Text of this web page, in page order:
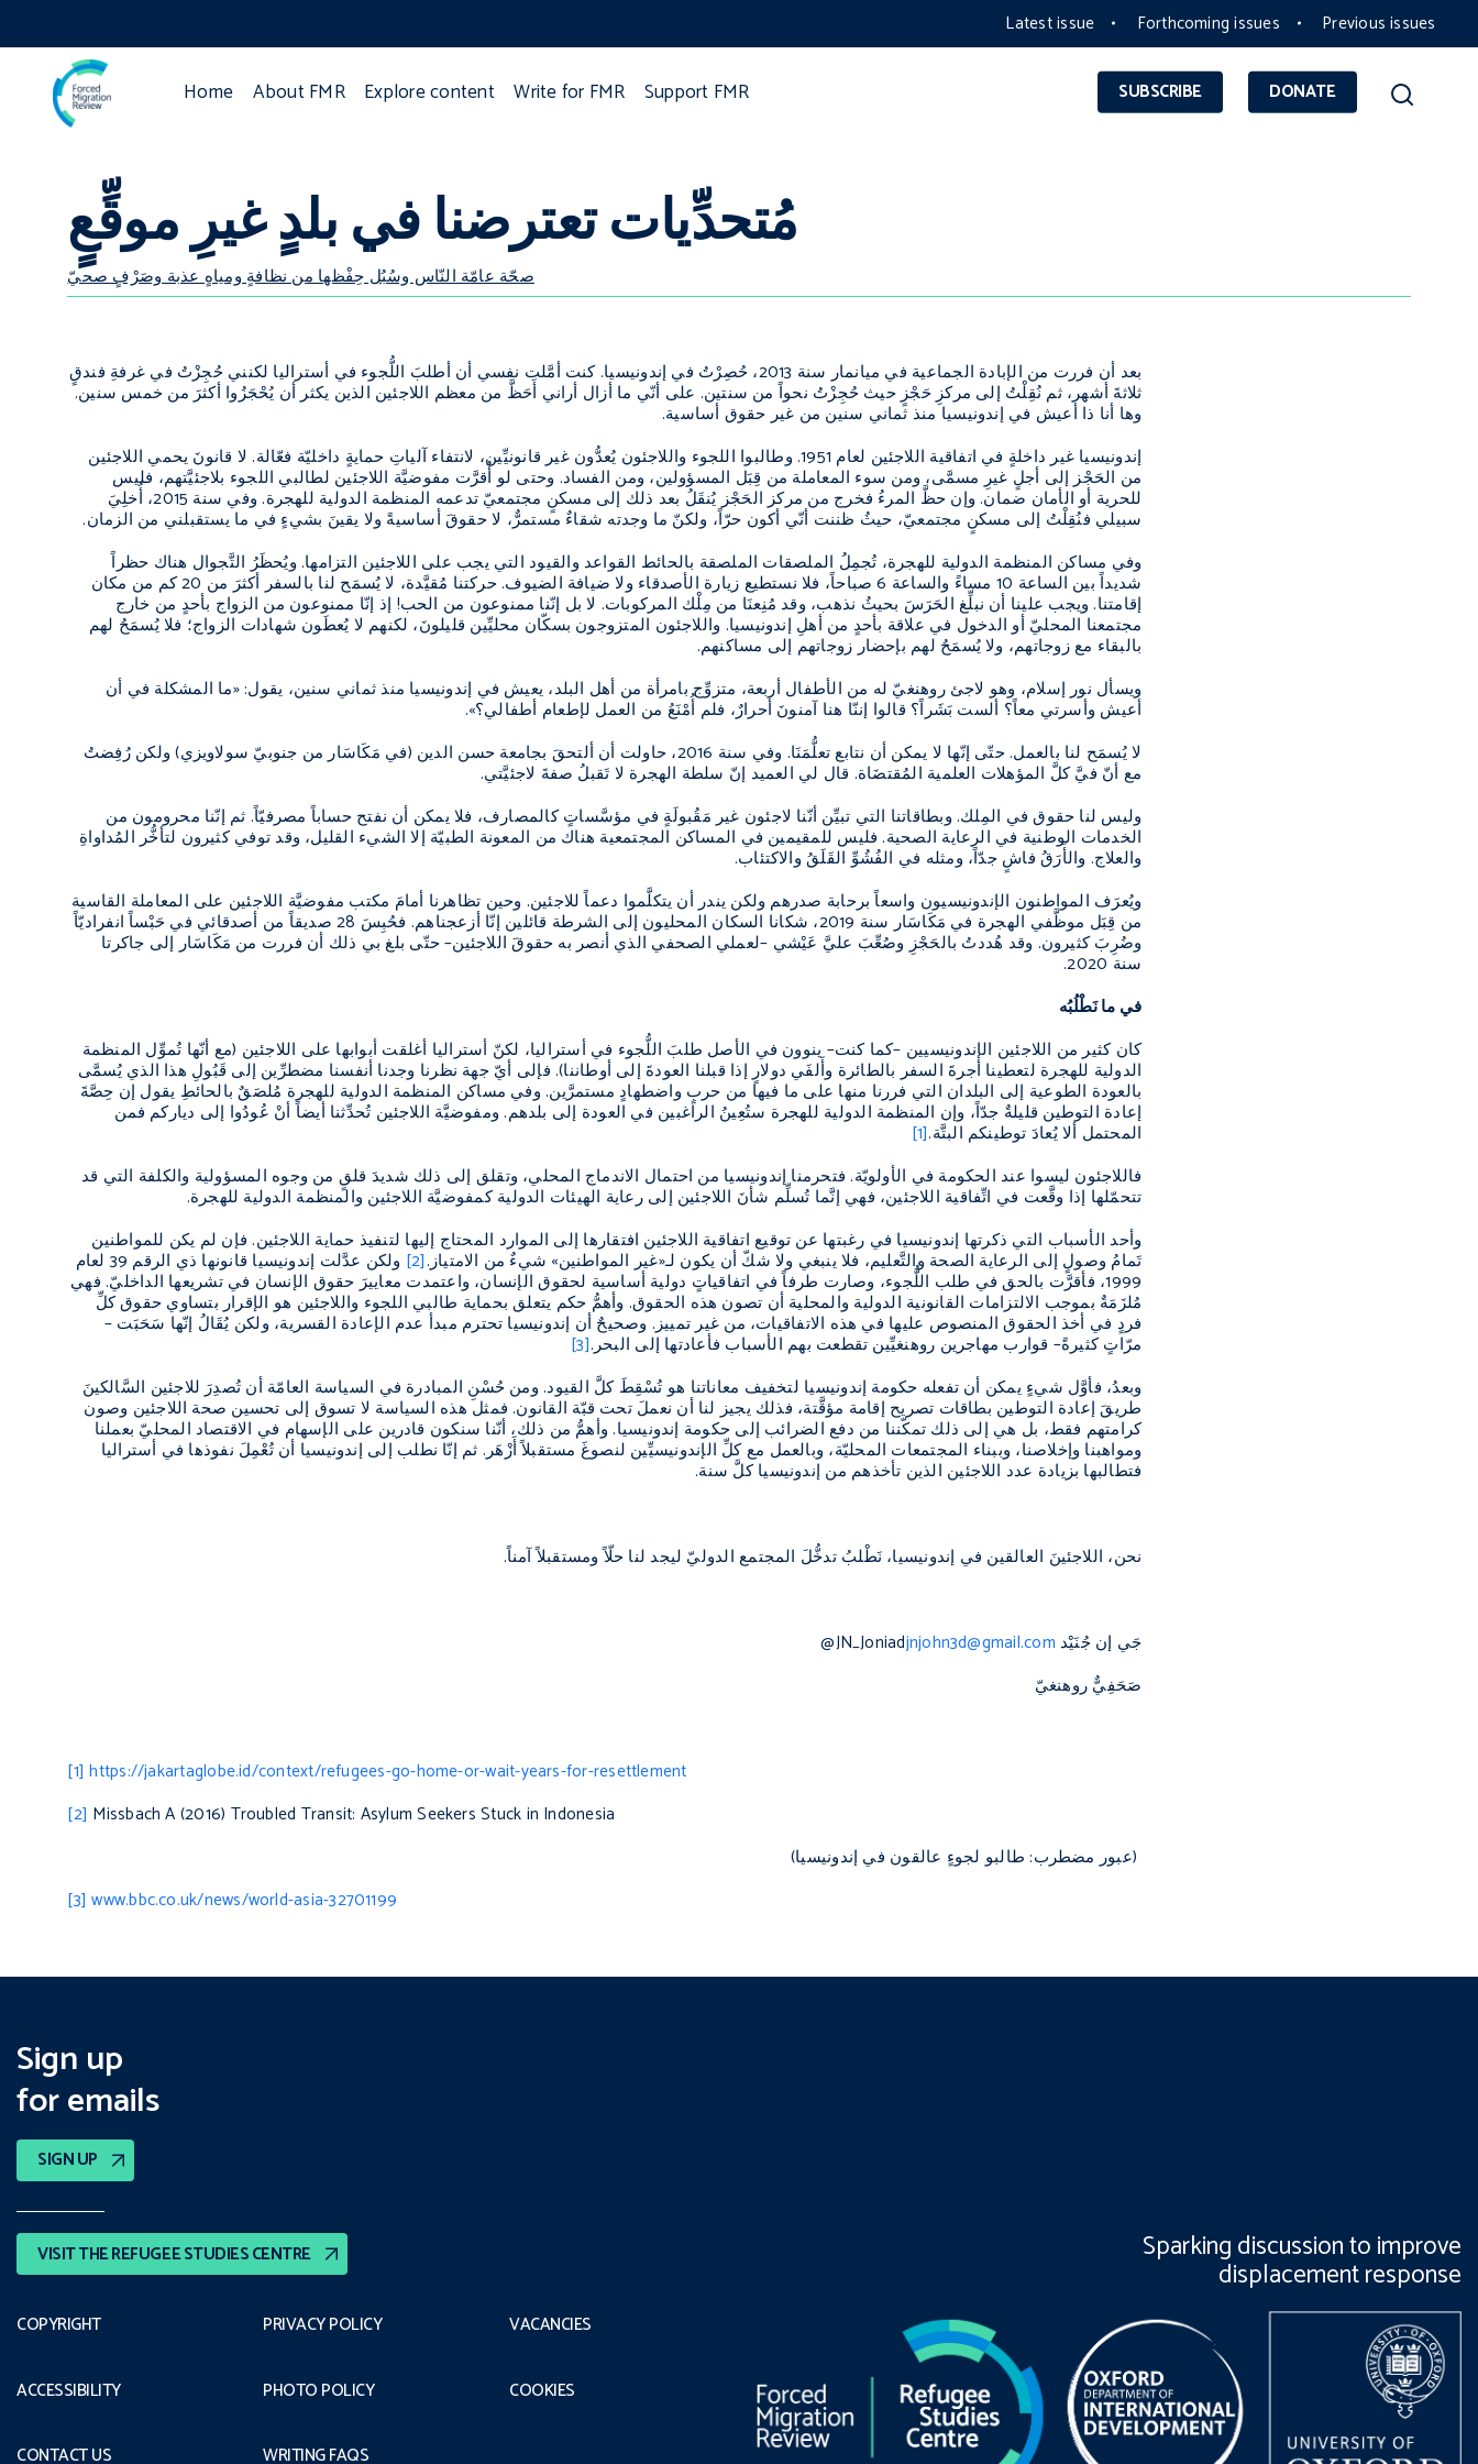
Latest issue Forthcoming issues Previous issues
SUBSCRIBE DONATE
Home About FMR Explore content Write for FMR Support FMR
مُتحدِّيات تعترضنا في بلدٍ غيرِ موقِّعٍ
صحّة عامّة النّاس وسُبُل حِفْظها من نظافةٍ ومياهٍ عذبة وصَرْفٍ صحيّ
بعد أن فررت من الإبادة الجماعية في ميانمار سنة 2013، حُصِرْتُ في إندونيسيا. كنت أمَّلت نفسي أن أطلبَ اللُّجوء في أستراليا لكنني حُجِزْتُ في غرفةِ فندقٍ
ثلاثةَ أشهر، ثم نُقِلْتُ إلى مركزِ حَجْزٍ حيث حُجِزْتُ نحواً من سنتين. على أنّي ما أزال أراني أَحَظَّ من معظم اللاجئين الذين يكثر أن يُحْجَزُوا أكثرَ من خمس سنين.
وها أنا ذا أعيش في إندونيسيا منذ ثماني سنين من غير حقوق أساسية.
إندونيسيا غير داخلةٍ في اتفاقية اللاجئين لعام 1951. وطالبوا اللجوء واللاجئون يُعدُّون غير قانونيِّين، لانتفاء آلياتِ حمايةٍ داخليّة فعّالة. لا قانونَ يحمي اللاجئين
من الحَجْز إلى أجلٍ غيرِ مسمَّى، ومن سوء المعاملة من قِبَل المسؤولين، ومن الفساد. وحتى لو أُقرَّت مفوضيَّة اللاجئين لطالبي اللجوء بلاجئيَّتهم، فليس
للحرية أو الأمان ضمان. وإن حظَّ المرءُ فخرج من مركز الحَجْز يُنقَلُ بعد ذلك إلى مسكنٍ مجتمعيّ تدعمه المنظمة الدولية للهجرة. وفي سنة 2015، أُخلِيَ
سبيلي فنُقِلْتُ إلى مسكنٍ مجتمعيّ، حيثُ ظننت أنّي أكون حرّاً، ولكنّ ما وجدته شقاءٌ مستمرٌّ، لا حقوقَ أساسيةً ولا يقينَ بشيءٍ في ما يستقبلني من الزمان.
وفي مساكن المنظمة الدولية للهجرة، تُجمِلُ الملصقات الملصقة بالحائط القواعد والقيود التي يجب على اللاجئين التزامها. ويُحظَرُ التَّجوال هناك حظراً
شديداً بين الساعة 10 مساءً والساعة 6 صباحاً، فلا نستطيع زيارة الأصدقاء ولا ضيافة الضيوف. حركتنا مُقيَّدة، لا يُسمَح لنا بالسفر أكثرَ من 20 كم من مكان
إقامتنا. ويجب علينا أن نبلِّغ الحَرَسَ بحيثُ نذهب، وقد مُنِعنَا من مِلْك المركوبات. لا بل إنّنا ممنوعون من الحب! إذ إنّا ممنوعون من الزواج بأحدٍ من خارج
مجتمعنا المحليّ أو الدخول في علاقة بأحدٍ من أهلِ إندونيسيا. واللاجئون المتزوجون بسكّان محليِّين قليلونَ، لكنهم لا يُعطَون شهادات الزواج؛ فلا يُسمَحُ لهم
بالبقاء مع زوجاتهم، ولا يُسمَحُ لهم بإحضار زوجاتهم إلى مساكنهم.
ويسأل نور إسلام، وهو لاجئ روهنغيّ له من الأطفال أربعة، متزوِّج بامرأة من أهل البلد، يعيش في إندونيسيا منذ ثماني سنين، يقول: «ما المشكلة في أن
أعيش وأسرتي معاً؟ ألست بَشَراً؟ قالوا إننّا هنا آمنونَ أحرارٌ، فلم أُمْنَعُ من العمل لإطعام أطفالي؟».
لا يُسمَح لنا بالعمل. حتّى إنّها لا يمكن أن نتابع تعلُّمَنَا. وفي سنة 2016، حاولت أن ألتحقَ بجامعة حسن الدين (في مَكَاسَار من جنوبيّ سولاويزي) ولكن رُفِضتُ
مع أنّ فيَّ كلَّ المؤهلات العلمية المُقتضَاة. قال لي العميد إنّ سلطة الهجرة لا تَقبلُ صفةَ لاجئيَّتي.
وليس لنا حقوق في المِلك. وبطاقاتنا التي تبيِّن أنّنا لاجئون غير مَقُبولَةٍ في مؤسَّساتٍ كالمصارف، فلا يمكن أن نفتح حساباً مصرفيّاً. ثم إنّنا محرومون من
الخدمات الوطنية في الرعاية الصحية. فليس للمقيمين في المساكن المجتمعية هناك من المعونة الطبيّة إلا الشيء القليل، وقد توفي كثيرون لتأخُّر المُداواةِ
والعلاج. والأَرَقُ فاشٍ جدّاً، ومثله في الفُشُوِّ القَلَقُ والاكتئاب.
ويُعرَف المواطنون الإندونيسيون واسعاً برحابة صدرهم ولكن يندر أن يتكلَّموا دعماً للاجئين. وحين تظاهرنا أمامَ مكتب مفوضيَّة اللاجئين على المعاملة القاسية
من قِبَل موظَّفي الهجرة في مَكَاسَار سنة 2019، شكانا السكان المحليون إلى الشرطة قائلين إنّا أزعجناهم. فحُبِسَ 28 صديقاً من أصدقائي في حَبْساً انفراديّاً
وضُرِبَ كثيرون. وقد هُددتُ بالحَجْزِ وصُعِّبَ عليَّ عَيْشي –لعملي الصحفي الذي أنصر به حقوقَ اللاجئين– حتّى بلغ بي ذلك أن فررت من مَكَاسَار إلى جاكرتا
سنة 2020.
في ما نَطْلُبُه
كان كثير من اللاجئين الإندونيسيين –كما كنت– ينوون في الأصل طلبَ اللُّجوء في أستراليا، لكنّ أستراليا أغلقت أبوابها على اللاجئين (مع أنّها تُموِّل المنظمة
الدولية للهجرة لتعطينا أجرةَ السفر بالطائرة وأَلفَي دولارٍ إذا قبلنا العودةَ إلى أوطاننا). فإلى أيّ جهة نظرنا وجدنا أنفسنا مضطرِّين إلى قَبُولِ هذا الذي يُسمَّى
بالعودة الطوعية إلى البلدان التي فررنا منها على ما فيها من حربٍ واضطهادٍ مستمرَّين. وفي مساكن المنظمة الدولية للهجرة مُلصَقٌ بالحائطِ يقول إن حِصَّةَ
إعادة التوطين قليلةٌ جدّاً، وإن المنظمة الدولية للهجرة ستُعِينُ الراغبين في العودة إلى بلدهم. ومفوضيَّة اللاجئين تُحدِّثنا أيضاً أنْ عُودُوا إلى دياركم فمن
المحتمل ألا يُعادَ توطينكم البتَّة.[1]
فاللاجئون ليسوا عند الحكومة في الأولويّة. فتحرمنا إندونيسيا من احتمال الاندماج المحلي، وتقلق إلى ذلك شديدَ قلقٍ من وجوه المسؤولية والكلفة التي قد
تتحمّلها إذا وقَّعت في اتِّفاقية اللاجئين، فهي إنَّما تُسلِّم شأنَ اللاجئين إلى رعاية الهيئات الدولية كمفوضيَّة اللاجئين والمنظمة الدولية للهجرة.
وأحد الأسباب التي ذكرتها إندونيسيا في رغبتها عن توقيع اتفاقية اللاجئين افتقارها إلى الموارد المحتاج إليها لتنفيذ حماية اللاجئين. فإن لم يكن للمواطنين
تَمامُ وصولٍ إلى الرعاية الصحة والتَّعليم، فلا ينبغي ولا شكّ أن يكون لـ«غير المواطنين» شيءٌ من الامتياز.[2] ولكن عدَّلت إندونيسيا قانونها ذي الرقم 39 لعام
1999، فأقرَّت بالحق في طلب اللُّجوء، وصارت طرفاً في اتفاقياتٍ دولية أساسية لحقوق الإنسان، واعتمدت معاييرَ حقوق الإنسان في تشريعها الداخليّ. فهي
مُلزَمَةٌ بموجب الالتزامات القانونية الدولية والمحلية أن تصون هذه الحقوق. وأهمُّ حكم يتعلق بحماية طالبي اللجوء واللاجئين هو الإقرار بتساوي حقوق كلِّ
فردٍ في أخذ الحقوق المنصوص عليها في هذه الاتفاقيات، من غير تمييز. وصحيحٌ أن إندونيسيا تحترم مبدأ عدم الإعادة القسرية، ولكن يُقَالُ إنّها سَحَبَت –
مرّاتٍ كثيرةً– قوارب مهاجرين روهنغيِّين تقطعت بهم الأسباب فأعادتها إلى البحر.[3]
وبعدُ، فأوَّل شيءٍ يمكن أن تفعله حكومة إندونيسيا لتخفيف معاناتنا هو تُسْقِطَ كلَّ القيود. ومن حُسْنِ المبادرة في السياسة العامّة أن تُصدِرَ للاجئين السَّالكينَ
طريقَ إعادة التوطين بطاقات تصريح إقامة مؤقَّتة، فذلك يجيز لنا أن نعملَ تحت قبّة القانون. فمثل هذه السياسة لا تسوق إلى تحسين صحة اللاجئين وصون
كرامتهم فقط، بل هي إلى ذلك تمكّننا من دفع الضرائب إلى حكومة إندونيسيا. وأهمُّ من ذلك، أنّنا سنكون قادرين على الإسهام في الاقتصاد المحليّ بعملنا
ومواهبنا وإخلاصنا، وببناء المجتمعات المحليّة، وبالعمل مع كلِّ الإندونيسيِّين لنصوغَ مستقبلاً أَزْهَر. ثم إنّا نطلب إلى إندونيسيا أن تُعْمِلَ نفوذها في أستراليا
فتطالبها بزيادة عدد اللاجئين الذين تأخذهم من إندونيسيا كلَّ سنة.
نحن، اللاجئينَ العالقين في إندونيسيا، نَطْلبُ تدخُّلَ المجتمع الدوليّ ليجد لنا حلّاً ومستقبلاً آمناً.
جَي إن جُنَيْد jnjohn3d@gmail.com
@JN_Joniad
صَحَفِيٌّ روهنغيّ
[1] https://jakartaglobe.id/context/refugees-go-home-or-wait-years-for-resettlement
[2] Missbach A (2016) Troubled Transit: Asylum Seekers Stuck in Indonesia
(عبور مضطرب: طالبو لجوءٍ عالقون في إندونيسيا)
[3] www.bbc.co.uk/news/world-asia-32701199
Sign up
for emails
SIGN UP
VISIT THE REFUGEE STUDIES CENTRE Sparking discussion to improve
displacement response
COPYRIGHT
ACCESSIBILITY
CONTACT US
PRIVACY POLICY
PHOTO POLICY
WRITING FAQS
VACANCIES
COOKIES